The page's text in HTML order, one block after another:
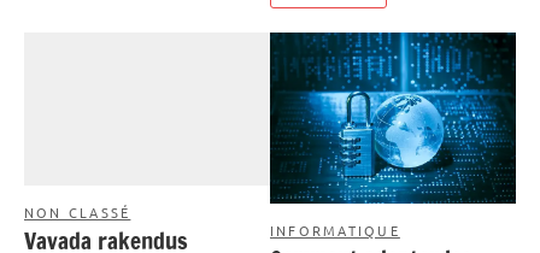
NON CLASSÉ
Vavada rakendus
INFORMATIQUE